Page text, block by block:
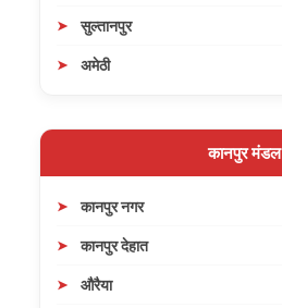
सुल्तानपुर
अमेठी
कानपुर मंडल
कानपुर नगर
कानपुर देहात
औरैया